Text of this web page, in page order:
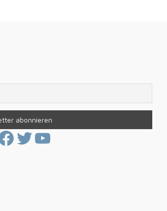
Twitter
YouTube